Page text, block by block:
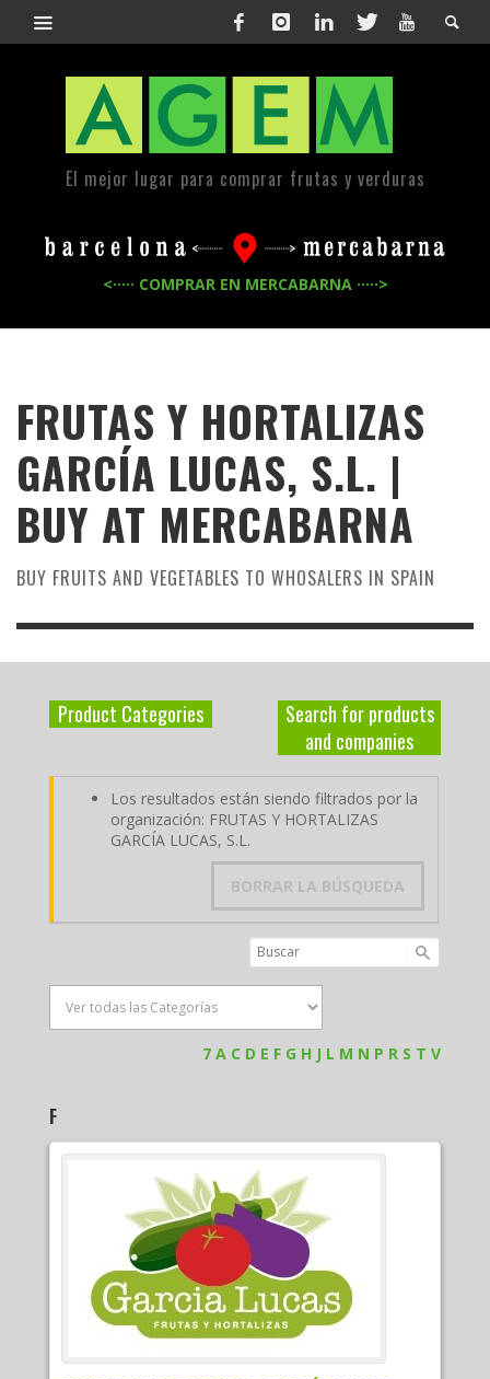
El mejor lugar para comprar frutas y verduras
<····· COMPRAR EN MERCABARNA ·····>
FRUTAS Y HORTALIZAS
GARCÍA LUCAS, S.L. |
BUY AT MERCABARNA
BUY FRUITS AND VEGETABLES TO WHOSALERS IN SPAIN
Product Categories
Search for products
and companies
Los resultados están siendo filtrados por la
organización: FRUTAS Y HORTALIZAS
GARCÍA LUCAS, S.L.
BORRAR LA BÚSQUEDA
7 A C D E F G H J L M N P R S T V
F